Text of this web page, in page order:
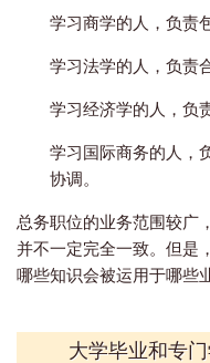
学习商学的人，负责
学习法学的人，负责
学习经济学的人，负
学习国际商务的人，
协调。
总务职位的业务范围较广
并不一定完全一致。但是
哪些知识会被运用于哪些
大学毕业和专